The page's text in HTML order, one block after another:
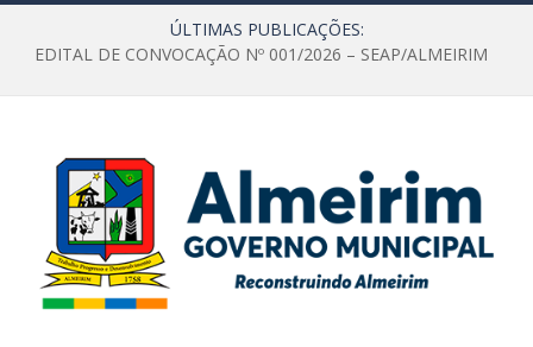
ÚLTIMAS PUBLICAÇÕES:
EDITAL DE CONVOCAÇÃO Nº 001/2026 – SEAP/ALMEIRIM